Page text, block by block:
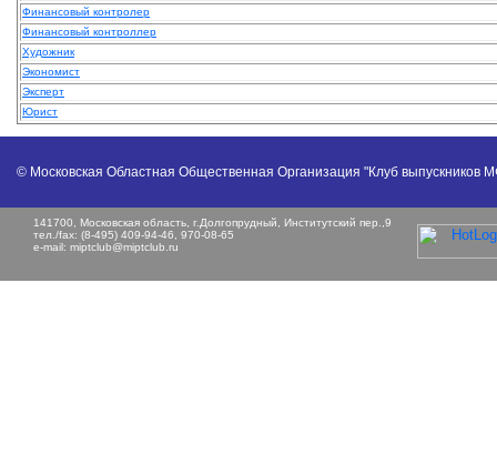
Финансовый контролер
Финансовый контроллер
Художник
Экономист
Эксперт
Юрист
© Московская Областная Общественная Организация "Клуб выпускников
141700, Московская область, г.Долгопрудный, Институтский пер.,9
тел./fax: (8-495) 409-94-46, 970-08-65
e-mail: miptclub@miptclub.ru